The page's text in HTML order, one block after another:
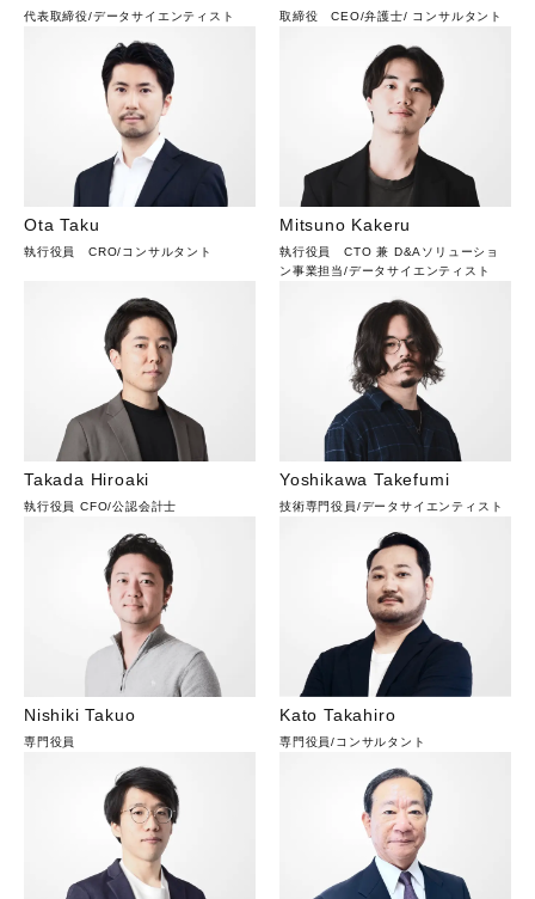
代表取締役/データサイエンティスト 取締役 CEO/弁護士/ コンサルタント
Ota Taku
執行役員 CRO/コンサルタント
Mitsuno Kakeru
執行役員 CTO 兼 D&Aソリューショ
ン事業担当/データサイエンティスト
Takada Hiroaki
執行役員 CFO/公認会計士
Yoshikawa Takefumi
技術専門役員/データサイエンティスト
Nishiki Takuo
専門役員
Kato Takahiro
専門役員/コンサルタント